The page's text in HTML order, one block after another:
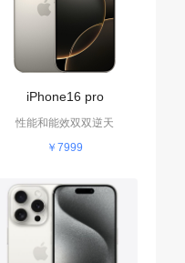
iPhone16 pro
性能和能效双双逆天
￥7999